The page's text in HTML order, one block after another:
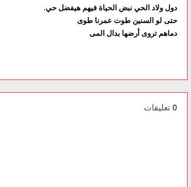
دول ولاد الحي نبض الحياة فيهم هيفضل حي.
حتى لو السنين طوت عمرنا طوى
دماهم تروى أرضها بدال المى
0 تعليقات